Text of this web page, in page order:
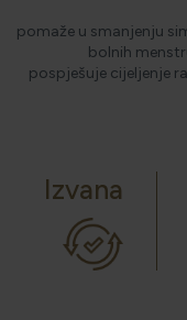
MORE, SUNCE I
pomaže u smanjenju
bolnih
pospješuje cijeljenje
Izvana